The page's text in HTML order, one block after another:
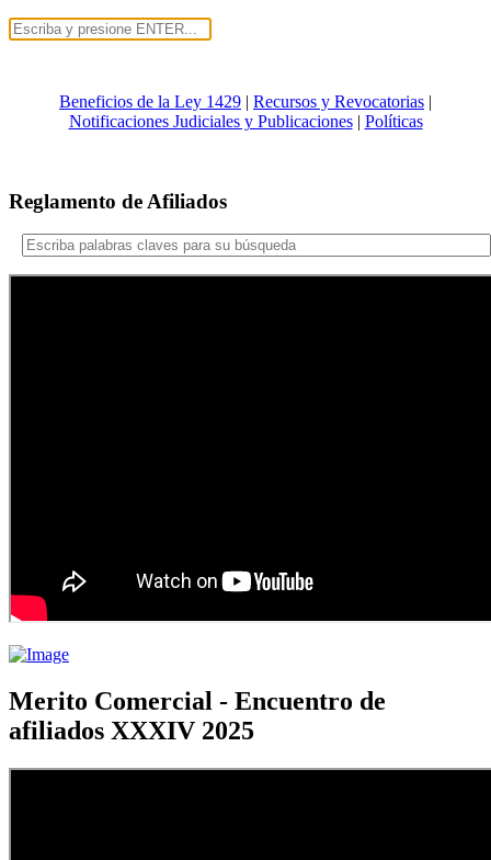
Beneficios de la Ley 1429 | Recursos y Revocatorias |
Notificaciones Judiciales y Publicaciones| Políticas
Reglamento de Afiliados
Merito Comercial - Encuentro de
afiliados XXXIV 2025